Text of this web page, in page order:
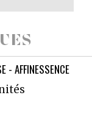
- AFFINESSENCE